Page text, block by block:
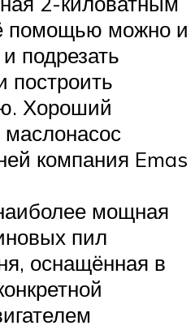
помощью можно и
подрезать
построить
Хороший
компания Emas
мощная
пил
оснащённая в